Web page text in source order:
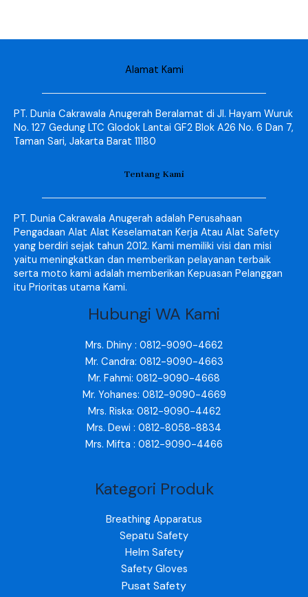
Alamat Kami
PT. Dunia Cakrawala Anugerah Beralamat di Jl. Hayam Wuruk
No. 127 Gedung LTC Glodok Lantai GF2 Blok A26 No. 6 Dan 7,
Taman Sari, Jakarta Barat 11180
Tentang Kami
PT. Dunia Cakrawala Anugerah adalah Perusahaan
Pengadaan Alat Alat Keselamatan Kerja Atau Alat Safety
yang berdiri sejak tahun 2012. Kami memiliki visi dan misi
yaitu meningkatkan dan memberikan pelayanan terbaik
serta moto kami adalah memberikan Kepuasan Pelanggan
itu Prioritas utama Kami.
Hubungi WA Kami
Mrs. Dhiny : 0812-9090-4662
Mr. Candra: 0812-9090-4663
Mr. Fahmi: 0812-9090-4668
Mr. Yohanes: 0812-9090-4669
Mrs. Riska: 0812-9090-4462
Mrs. Dewi : 0812-8058-8834
Mrs. Mifta : 0812-9090-4466
Kategori Produk
Breathing Apparatus
Sepatu Safety
Helm Safety
Safety Gloves
Pusat Safety